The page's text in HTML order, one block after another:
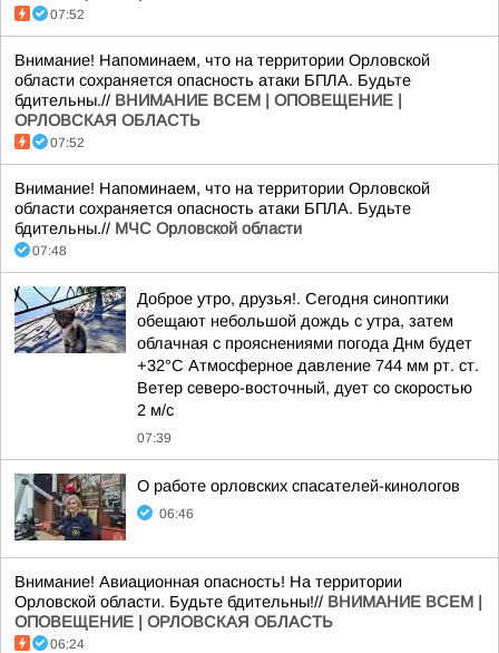
07:52
Внимание! Напоминаем, что на территории Орловской
области сохраняется опасность атаки БПЛА. Будьте
бдительны.// ВНИМАНИЕ ВСЕМ | ОПОВЕЩЕНИЕ |
ОРЛОВСКАЯ ОБЛАСТЬ
07:52
Внимание! Напоминаем, что на территории Орловской
области сохраняется опасность атаки БПЛА. Будьте
бдительны.// МЧС Орловской области
07:48
Доброе утро, друзья!. Сегодня синоптики
обещают небольшой дождь с утра, затем
облачная с прояснениями погода Днм будет
+32°С Атмосферное давление 744 мм рт. ст.
Ветер северо-восточный, дует со скоростью
2 м/с
07:39
О работе орловских спасателей-кинологов
06:46
Внимание! Авиационная опасность! На территории
Орловской области. Будьте бдительны!// ВНИМАНИЕ ВСЕМ |
ОПОВЕЩЕНИЕ | ОРЛОВСКАЯ ОБЛАСТЬ
06:24